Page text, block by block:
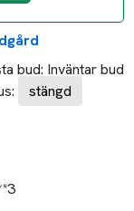
bud: Inväntar bud
stängd